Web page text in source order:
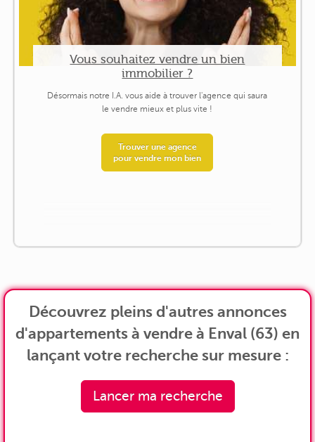
Vous souhaitez vendre un bien
immobilier ?
Désormais notre I.A. vous aide à trouver l'agence qui saura
le vendre mieux et plus vite !
Trouver une agence
pour vendre mon bien
Découvrez pleins d'autres annonces
d'appartements à vendre à Enval (63) en
lançant votre recherche sur mesure :
Lancer ma recherche